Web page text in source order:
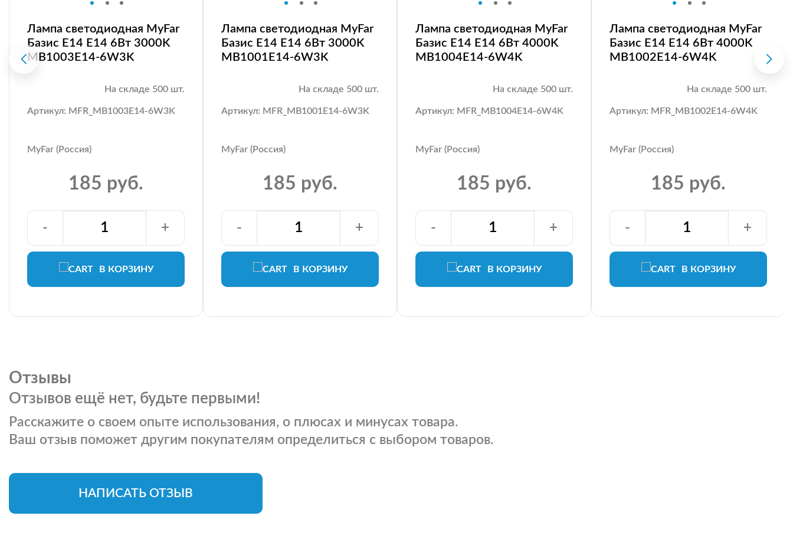
Лампа светодиодная MyFar
Базис E14 E14 6Вт 3000K
MB1003E14-6W3K
На складе 500 шт.
Артикул: MFR_MB1003E14-6W3K
MyFar (Россия)
185 руб.
В КОРЗИНУ
- +
Лампа светодиодная MyFar
Базис E14 E14 6Вт 3000K
MB1001E14-6W3K
На складе 500 шт.
Артикул: MFR_MB1001E14-6W3K
MyFar (Россия)
185 руб.
В КОРЗИНУ
- +
Лампа светодиодная MyFar
Базис E14 E14 6Вт 4000K
MB1004E14-6W4K
На складе 500 шт.
Артикул: MFR_MB1004E14-6W4K
MyFar (Россия)
185 руб.
В КОРЗИНУ
- +
Лампа светодиодная MyFar
Базис E14 E14 6Вт 4000K
MB1002E14-6W4K
На складе 500 шт.
Артикул: MFR_MB1002E14-6W4K
MyFar (Россия)
185 руб.
В КОРЗИНУ
- +
Отзывы
Отзывов ещё нет, будьте первыми!
Расскажите о своем опыте использования, о плюсах и минусах товара.
Ваш отзыв поможет другим покупателям определиться с выбором товаров.
НАПИСАТЬ ОТЗЫВ